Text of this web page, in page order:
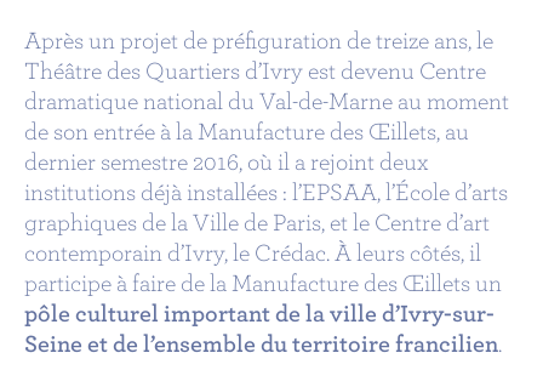
Après un projet de préfiguration de treize ans, le
Théâtre des Quartiers d’Ivry est devenu Centre
dramatique national du Val-de-Marne au moment
de son entrée à la Manufacture des Œillets, au
dernier semestre 2016, où il a rejoint deux
institutions déjà installées : l’EPSAA, l’École d’arts
graphiques de la Ville de Paris, et le Centre d’art
contemporain d’Ivry, le Crédac. À leurs côtés, il
participe à faire de la Manufacture des Œillets un
pôle culturel important de la ville d’Ivry-sur-
Seine et de l’ensemble du territoire francilien.